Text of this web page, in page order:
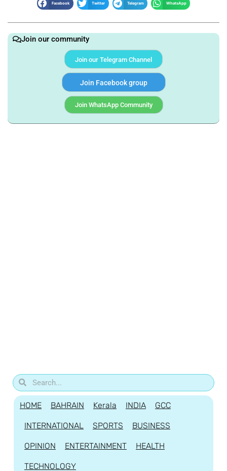
Facebook Twitter Telegram WhatsApp
Join our community
Join our Telegram Channel
Join Facebook group
Join WhatsApp Community
HOME BAHRAIN Kerala INDIA GCC
INTERNATIONAL SPORTS BUSINESS
OPINION ENTERTAINMENT HEALTH
TECHNOLOGY